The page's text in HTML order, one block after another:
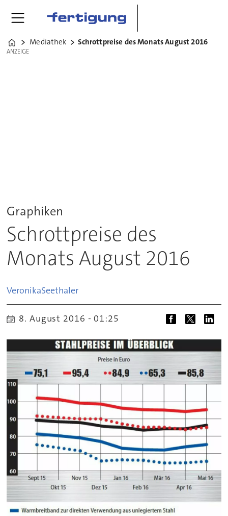
Home
Mediathek Schrottpreise des Monats August 2016
ANZEIGE
ANZEIGE
Graphiken
Schrottpreise des
Monats August 2016
VeronikaSeethaler
8. August 2016 - 01:25